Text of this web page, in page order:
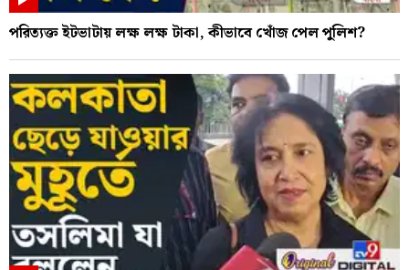
পরিত্যক্ত ইটভাটায় লক্ষ লক্ষ টাকা, কীভাবে খোঁজ পেল পুলিশ?